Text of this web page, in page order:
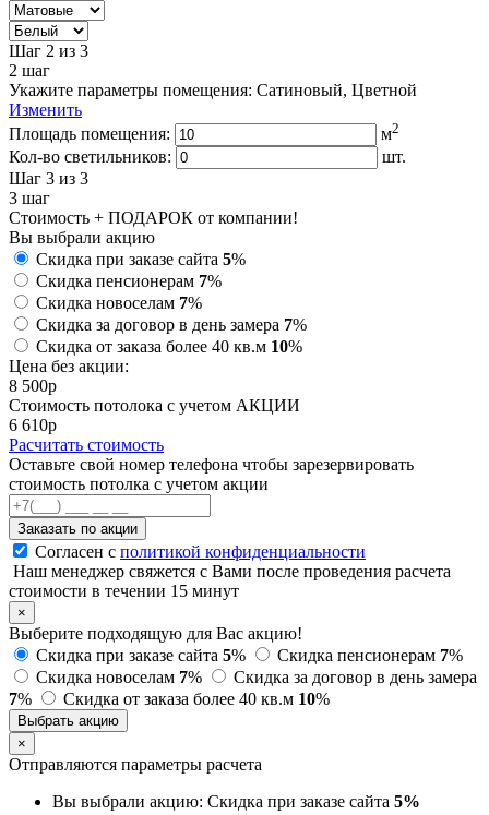
Шаг 2 из 3
2 шаг
Укажите параметры помещения: Сатиновый, Цветной
Изменить
Площадь помещения:
м2
Кол-во светильников:
шт.
Шаг 3 из 3
3 шаг
Стоимость + ПОДАРОК от компании!
Вы выбрали акцию
Скидка при заказе сайта 5%
Скидка пенсионерам 7%
Скидка новоселам 7%
Скидка за договор в день замера 7%
Скидка от заказа более 40 кв.м 10%
Цена без акции:
8 500p
Стоимость потолока с учетом АКЦИИ
6 610p
Расчитать стоимость
Оставьте свой номер телефона чтобы зарезервировать
стоимость потолка с учетом акции
Заказать по акции
Согласен с политикой конфиденциальности
Наш менеджер свяжется с Вами после проведения расчета
стоимости в течении 15 минут
×
Выберите подходящую для Вас акцию!
Скидка при заказе сайта 5% Скидка пенсионерам 7%
Скидка новоселам 7%
Скидка за договор в день замера
7% Скидка от заказа более 40 кв.м 10%
Выбрать акцию
×
Отправляются параметры расчета
Вы выбрали акцию: Скидка при заказе сайта 5%